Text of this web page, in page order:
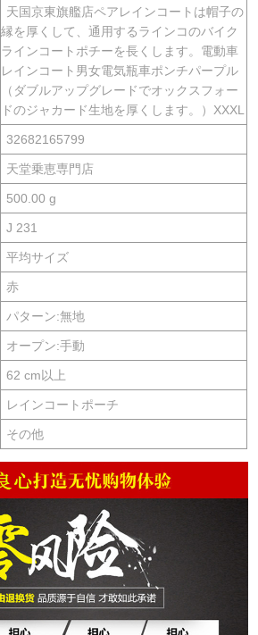
天国京東旗艦店ペアレインコートは帽子の
縁を厚くして、通用するラインコのバイク
ラインコートポチーを長くします。電動車
レインコート男女電気瓶車ポンチパープル
（ダブルアップグレードでオックスフォー
ドのジャカード生地を厚くします。）XXXL
32682165799
天堂乗恵専門店
500.00 g
J 231
平均サイズ
赤
パターン:無地
オープン:手動
62 cm以上
レインコートポーチ
その他